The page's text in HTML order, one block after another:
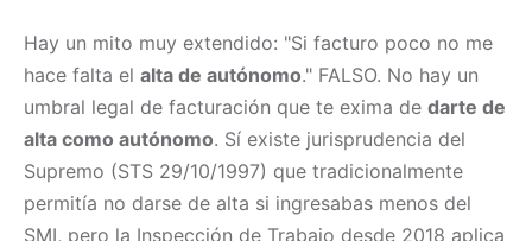
Hay un mito muy extendido: "Si facturo poco no me
hace falta el alta de autónomo." FALSO. No hay un
umbral legal de facturación que te exima de darte de
alta como autónomo. Sí existe jurisprudencia del
Supremo (STS 29/10/1997) que tradicionalmente
permitía no darse de alta si ingresabas menos del
SMI, pero la Inspección de Trabajo desde 2018 aplica